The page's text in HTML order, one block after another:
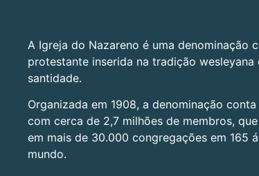
A Igreja do Nazareno é uma denominação
protestante inserida na tradição wesleyana
santidade.
Organizada em 1908, a denominação
com cerca de 2,7 milhões de membros,
em mais de 30.000 congregações em 165
mundo.